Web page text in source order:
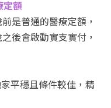
定額
是普通的醫療定額，
後會啟動實支實付，
平穩且條件較佳，精